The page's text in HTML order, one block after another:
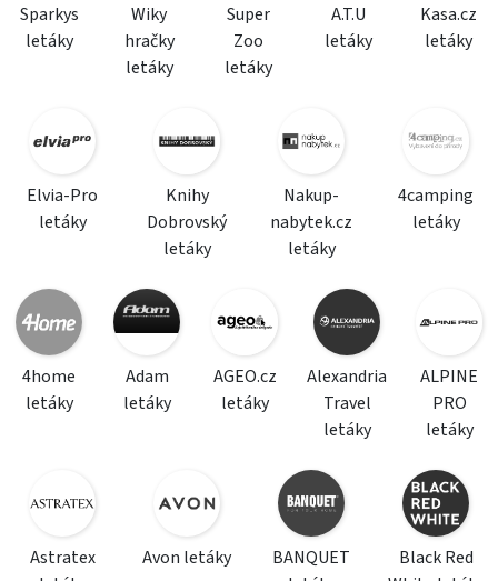
Sparkys
letáky
Wiky
hračky
letáky
Super
Zoo
letáky
A.T.U
letáky
Kasa.cz
letáky
Elvia-Pro
letáky
Knihy
Dobrovský
letáky
Nakup-
nabytek.cz
letáky
4camping
letáky
4home
letáky
Adam
letáky
AGEO.cz
letáky
Alexandria
Travel
letáky
ALPINE
PRO
letáky
Astratex
Avon letáky
BANQUET
Black Red